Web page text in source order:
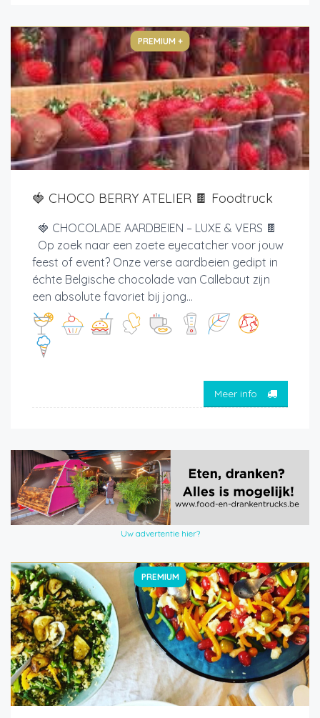
PREMIUM +
🍓 CHOCO BERRY ATELIER 🍫 Foodtruck
🍓 CHOCOLADE AARDBEIEN – LUXE & VERS 🍫
Op zoek naar een zoete eyecatcher voor jouw
feest of event? Onze verse aardbeien gedipt in
échte Belgische chocolade van Callebaut zijn
een absolute favoriet bij jong...
Meer info
Uw advertentie hier?
PREMIUM